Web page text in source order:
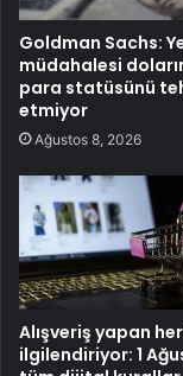
Goldman Sachs:
müdahalesi
para statüsünü
etmiyor
Ağustos 8, 2026
Alışveriş yapan
ilgilendiriyor: 1